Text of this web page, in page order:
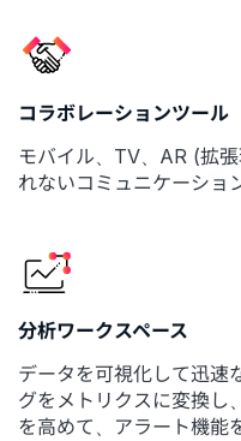
コラボレーションツール
モバイル、TV、AR (拡
れないコミュニケーショ
分析ワークスペース
データを可視化して迅速
グをメトリクスに変換し
を高めて、アラート機能